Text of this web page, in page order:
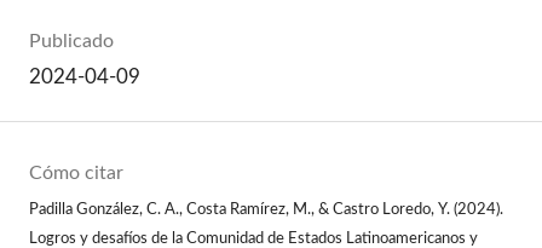
Publicado
2024-04-09
Cómo citar
Padilla González, C. A., Costa Ramírez, M., & Castro Loredo, Y. (2024).
Logros y desafíos de la Comunidad de Estados Latinoamericanos y